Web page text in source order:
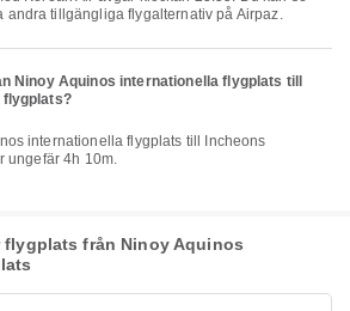
andra tillgängliga flygalternativ på Airpaz.
Ninoy Aquinos internationella flygplats till
flygplats?
ungefär 4h 10m.
flygplats från Ninoy Aquinos